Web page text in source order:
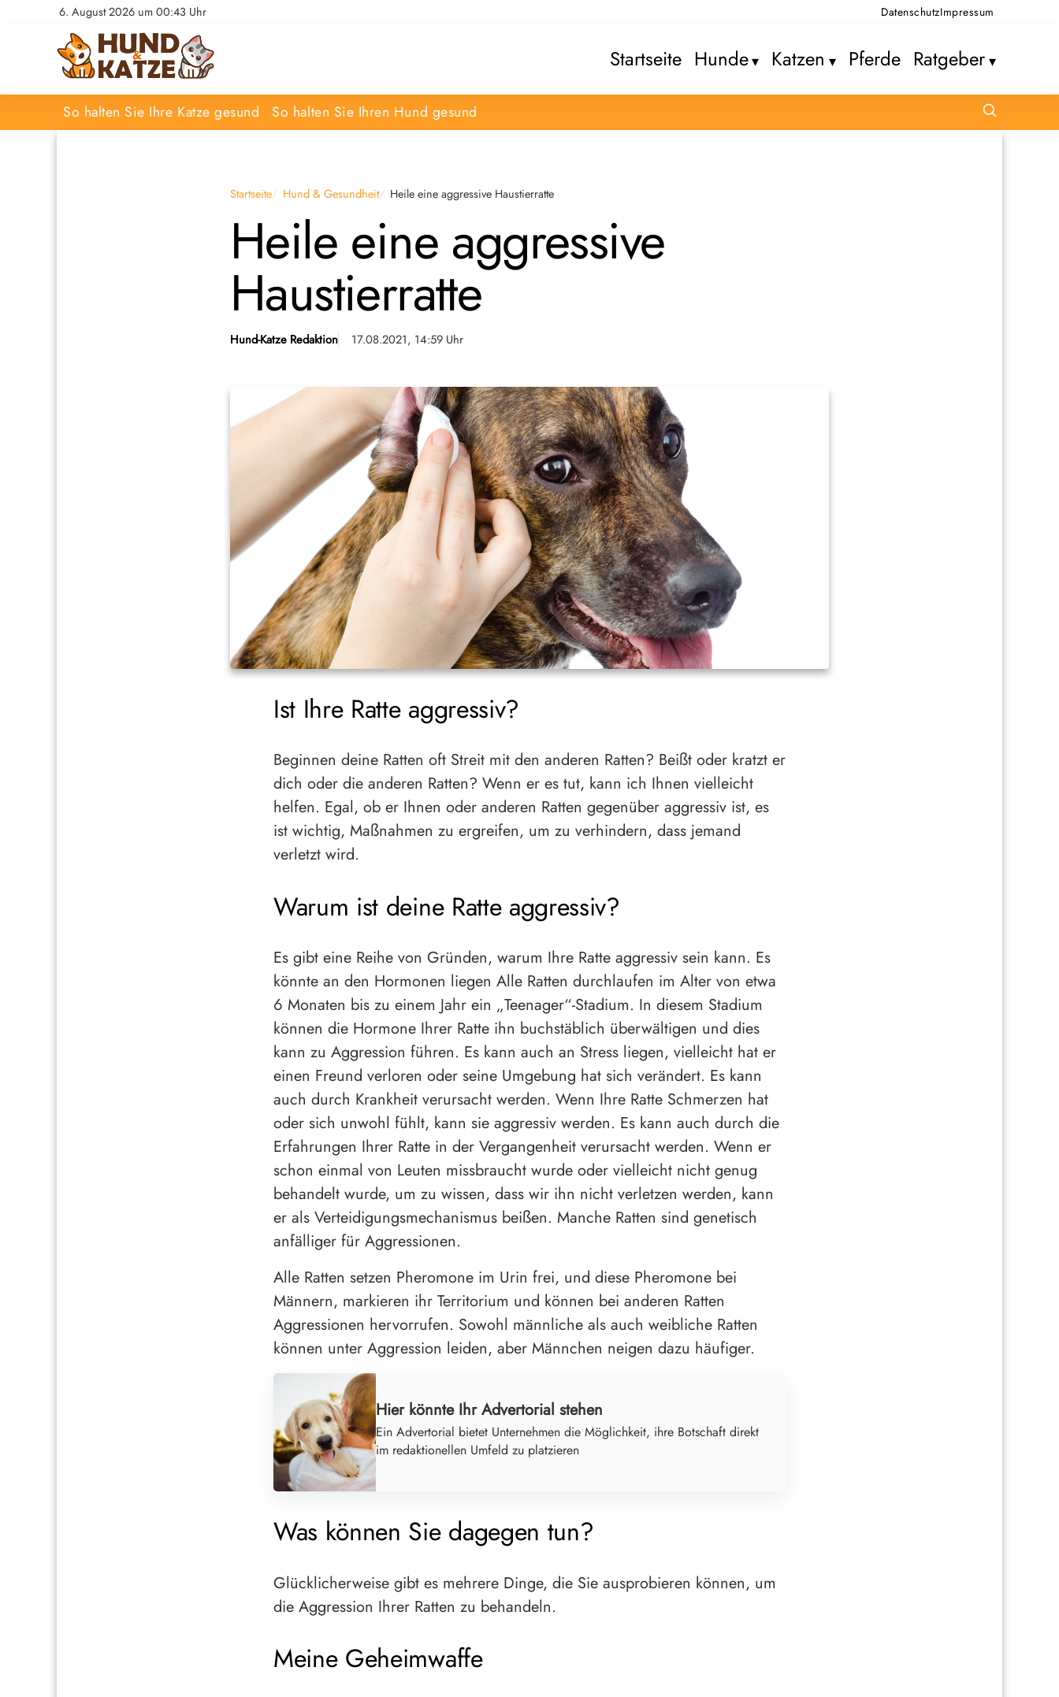
6. August 2026 um 00:43 Uhr DatenschutzImpressum
Startseite Hunde Katzen Pferde Ratgeber
So halten Sie Ihre Katze gesund So halten Sie Ihren Hund gesund
Startseite Hund & Gesundheit Heile eine aggressive Haustierratte
Heile eine aggressive
Haustierratte
Hund-Katze Redaktion 17.08.2021, 14:59 Uhr
Ist Ihre Ratte aggressiv?
Beginnen deine Ratten oft Streit mit den anderen Ratten? Beißt oder kratzt er
dich oder die anderen Ratten? Wenn er es tut, kann ich Ihnen vielleicht
helfen. Egal, ob er Ihnen oder anderen Ratten gegenüber aggressiv ist, es
ist wichtig, Maßnahmen zu ergreifen, um zu verhindern, dass jemand
verletzt wird.
Warum ist deine Ratte aggressiv?
Es gibt eine Reihe von Gründen, warum Ihre Ratte aggressiv sein kann. Es
könnte an den Hormonen liegen Alle Ratten durchlaufen im Alter von etwa
6 Monaten bis zu einem Jahr ein „Teenager“-Stadium. In diesem Stadium
können die Hormone Ihrer Ratte ihn buchstäblich überwältigen und dies
kann zu Aggression führen. Es kann auch an Stress liegen, vielleicht hat er
einen Freund verloren oder seine Umgebung hat sich verändert. Es kann
auch durch Krankheit verursacht werden. Wenn Ihre Ratte Schmerzen hat
oder sich unwohl fühlt, kann sie aggressiv werden. Es kann auch durch die
Erfahrungen Ihrer Ratte in der Vergangenheit verursacht werden. Wenn er
schon einmal von Leuten missbraucht wurde oder vielleicht nicht genug
behandelt wurde, um zu wissen, dass wir ihn nicht verletzen werden, kann
er als Verteidigungsmechanismus beißen. Manche Ratten sind genetisch
anfälliger für Aggressionen.
Alle Ratten setzen Pheromone im Urin frei, und diese Pheromone bei
Männern, markieren ihr Territorium und können bei anderen Ratten
Aggressionen hervorrufen. Sowohl männliche als auch weibliche Ratten
können unter Aggression leiden, aber Männchen neigen dazu häufiger.
Hier könnte Ihr Advertorial stehen
Ein Advertorial bietet Unternehmen die Möglichkeit, ihre Botschaft direkt
im redaktionellen Umfeld zu platzieren
Was können Sie dagegen tun?
Glücklicherweise gibt es mehrere Dinge, die Sie ausprobieren können, um
die Aggression Ihrer Ratten zu behandeln.
Meine Geheimwaffe